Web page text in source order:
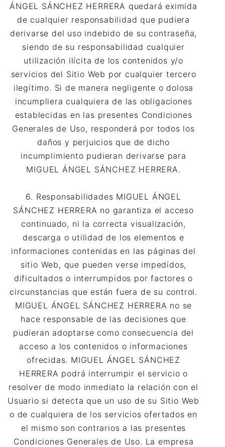
ÁNGEL SÁNCHEZ HERRERA quedará eximida
de cualquier responsabilidad que pudiera
derivarse del uso indebido de su contraseña,
siendo de su responsabilidad cualquier
utilización ilícita de los contenidos y/o
servicios del Sitio Web por cualquier tercero
ilegítimo. Si de manera negligente o dolosa
incumpliera cualquiera de las obligaciones
establecidas en las presentes Condiciones
Generales de Uso, responderá por todos los
daños y perjuicios que de dicho
incumplimiento pudieran derivarse para
MIGUEL ÁNGEL SÁNCHEZ HERRERA.
6. Responsabilidades MIGUEL ÁNGEL
SÁNCHEZ HERRERA no garantiza el acceso
continuado, ni la correcta visualización,
descarga o utilidad de los elementos e
informaciones contenidas en las páginas del
sitio Web, que pueden verse impedidos,
dificultados o interrumpidos por factores o
circunstancias que están fuera de su control.
MIGUEL ÁNGEL SÁNCHEZ HERRERA no se
hace responsable de las decisiones que
pudieran adoptarse como consecuencia del
acceso a los contenidos o informaciones
ofrecidas. MIGUEL ÁNGEL SÁNCHEZ
HERRERA podrá interrumpir el servicio o
resolver de modo inmediato la relación con el
Usuario si detecta que un uso de su Sitio Web
o de cualquiera de los servicios ofertados en
el mismo son contrarios a las presentes
Condiciones Generales de Uso. La empresa